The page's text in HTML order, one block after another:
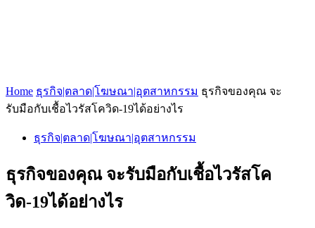
Home ธุรกิจ|ตลาด|โฆษณา|อุตสาหกรรม ธุรกิจของคุณ จะ
รับมือกับเชื้อไวรัสโควิด-19ได้อย่างไร
ธุรกิจ|ตลาด|โฆษณา|อุตสาหกรรม
ธุรกิจของคุณ จะรับมือกับเชื้อไวรัสโค
วิด-19ได้อย่างไร